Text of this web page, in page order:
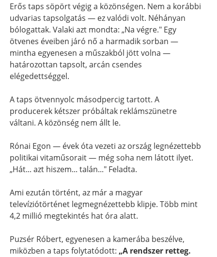
Erős taps söpört végig a közönségen. Nem a korábbi
udvarias tapsolgatás — ez valódi volt. Néhányan
bólogattak. Valaki azt mondta: „Na végre." Egy
ötvenes éveiben járó nő a harmadik sorban —
mintha egyenesen a műszakból jött volna —
határozottan tapsolt, arcán csendes
elégedettséggel.
A taps ötvennyolc másodpercig tartott. A
producerek kétszer próbáltak reklámszünetre
váltani. A közönség nem állt le.
Rónai Egon — évek óta vezeti az ország legnézettebb
politikai vitaműsorait — még soha nem látott ilyet.
„Hát... azt hiszem... talán..." Feladta.
Ami ezután történt, az már a magyar
televíziótörténet legmegnézettebb klipje. Több mint
4,2 millió megtekintés hat óra alatt.
Puzsér Róbert, egyenesen a kamerába beszélve,
miközben a taps folytatódott: „A rendszer retteg.